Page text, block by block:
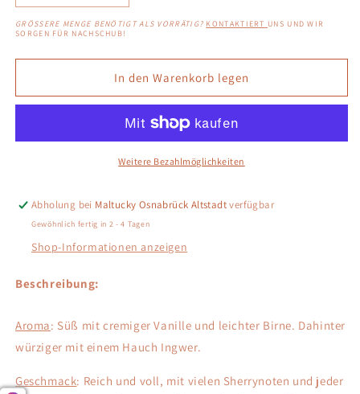
die
Menge
Glendronach
PX
die
Menge
Glendronach
12
PX
Oloroso
Casks
GRÖSSERE MENGE BENÖTIGT ALS VORRÄTIG? KONTAKTIERT UNS UND WIR
SORGEN FÜR NACHSCHUB!
In den Warenkorb legen
Weitere Bezahlmöglichkeiten
Abholung bei Maltucky Osnabrück Altstadtverfügbar
Gewöhnlich fertig in 2 - 4 Tagen
Shop-Informationen anzeigen
Beschreibung:
Aroma: Süß mit cremiger Vanille und leichter Birne. Dahinter
würziger mit einem Hauch Ingwer.
Geschmack: Reich und voll, mit vielen Sherrynoten und jeder